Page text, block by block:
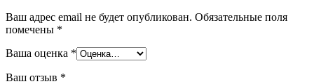
Ваш адрес email не будет опубликован. Обязательные поля
помечены *
Ваша оценка *
Ваш отзыв *